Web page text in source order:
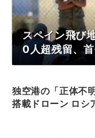
スペイン飛び
0人超残留、
独空港の「正体不
搭載ドローン ロシ